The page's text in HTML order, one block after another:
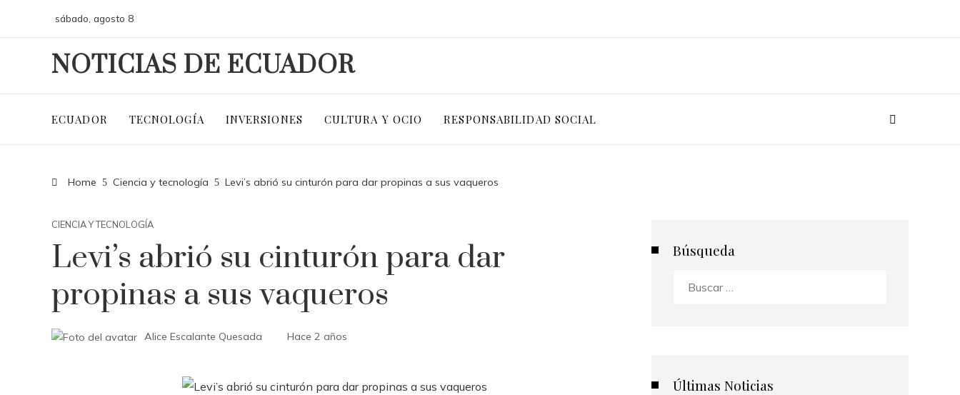
sábado, agosto 8
NOTICIAS DE ECUADOR
ECUADOR TECNOLOGÍA INVERSIONES CULTURA Y OCIO RESPONSABILIDAD SOCIAL
Home Ciencia y tecnología Levi’s abrió su cinturón para dar propinas a sus vaqueros
CIENCIA Y TECNOLOGÍA
Levi’s abrió su cinturón para dar
propinas a sus vaqueros
Alice Escalante Quesada Hace 2 años
Búsqueda
Últimas Noticias